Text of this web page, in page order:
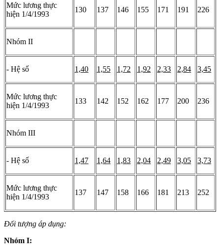
Mức lương thực
hiện 1/4/1993
130 137 146 155 171 191 226
Nhóm II
- Hệ số 1,40 1,55 1,72 1,92 2,33 2,84 3,45
Mức lương thực
hiện 1/4/1993
133 142 152 162 177 200 236
Nhóm III
- Hệ số 1,47 1,64 1,83 2,04 2,49 3,05 3,73
Mức lương thực
hiện 1/4/1993
137 147 158 166 181 213 252
Đối tượng áp dụng:
Nhóm I: